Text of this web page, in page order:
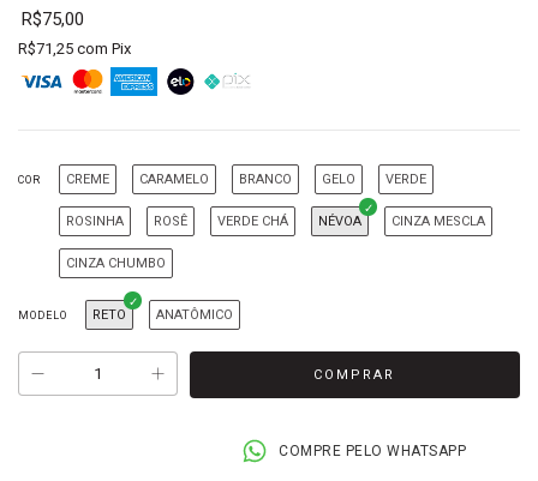
R$75,00
R$71,25 com Pix
COR CREME CARAMELO BRANCO GELO VERDE
ROSINHA ROSÊ VERDE CHÁ NÉVOA CINZA MESCLA
CINZA CHUMBO
MODELO RETO ANATÔMICO
COMPRE PELO WHATSAPP